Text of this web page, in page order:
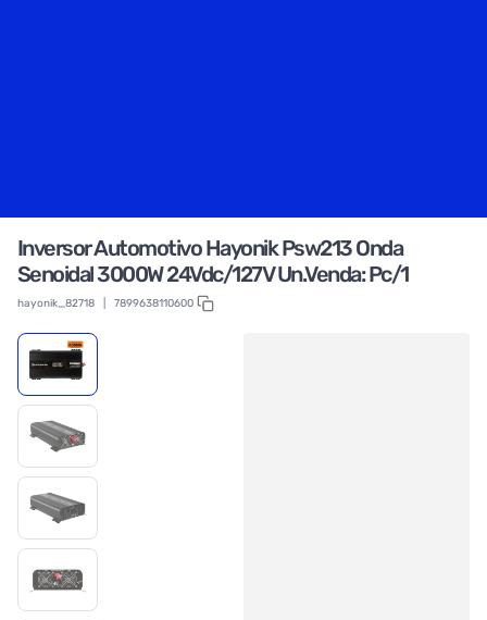
Inversor Automotivo Hayonik Psw213 Onda
Senoidal 3000W 24Vdc/127V Un.Venda: Pc/1
hayonik_82718 7899638110600